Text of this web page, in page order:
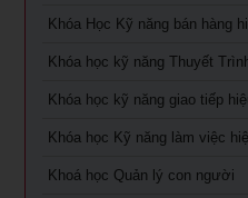
Khoá học Nhân tướng học
Khoá học Xem chỉ tay biết
Tuyển dụng, giữ và sa thải
Khóa Học đào tạo giảng viên
Khóa Học Kỹ năng bán hàng
Khóa học kỹ năng Thuyết
Khóa học kỹ năng giao tiếp
Khóa học Kỹ năng làm việc
Khoá học Quản lý con người